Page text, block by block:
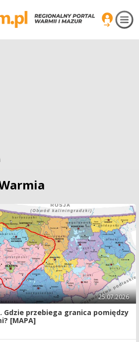
25.07.2026
Gdzie przebiega granica pomiędzy
[MAPA]